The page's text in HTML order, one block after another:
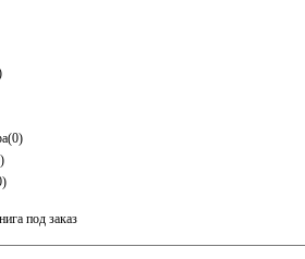
(0)
под заказ